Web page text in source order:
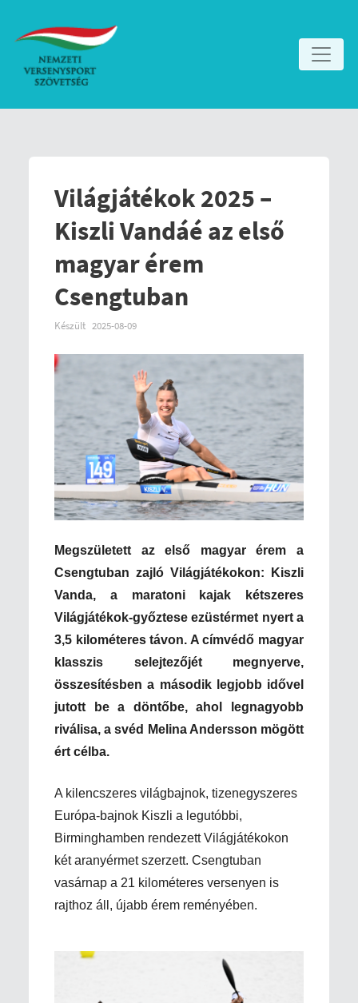
Világjátékok 2025 –
Kiszli Vandáé az első
magyar érem
Csengtuban
Készült 2025-08-09
Megszületett az első magyar érem a
Csengtuban zajló Világjátékokon: Kiszli
Vanda, a maratoni kajak kétszeres
Világjátékok-győztese ezüstérmet nyert a
3,5 kilométeres távon. A címvédő magyar
klasszis selejtezőjét megnyerve,
összesítésben a második legjobb idővel
jutott be a döntőbe, ahol legnagyobb
riválisa, a svéd Melina Andersson mögött
ért célba.
A kilencszeres világbajnok, tizenegyszeres
Európa-bajnok Kiszli a legutóbbi,
Birminghamben rendezett Világjátékokon
két aranyérmet szerzett. Csengtuban
vasárnap a 21 kilométeres versenyen is
rajthoz áll, újabb érem reményében.